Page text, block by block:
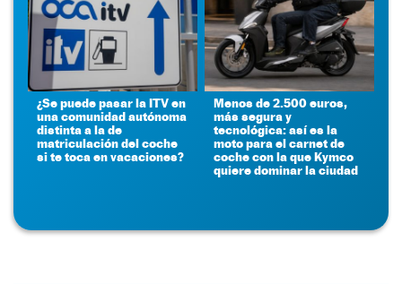
¿Se puede pasar la ITV en
una comunidad autónoma
distinta a la de
matriculación del coche
si te toca en vacaciones?
Menos de 2.500 euros,
más segura y
tecnológica: así es la
moto para el carnet de
coche con la que Kymco
quiere dominar la ciudad